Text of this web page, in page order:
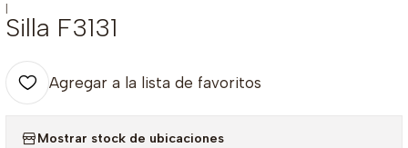
|
Silla F3131
Agregar a la lista de favoritos
Mostrar stock de ubicaciones